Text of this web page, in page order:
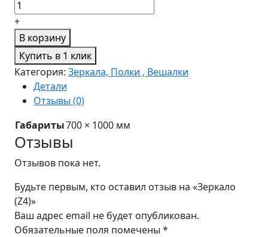
+
В корзину
Купить в 1 клик
Категория: Зеркала, Полки , Вешалки
Детали
Отзывы (0)
Габариты700 × 1000 мм
Отзывы
Отзывов пока нет.
Будьте первым, кто оставил отзыв на «Зеркало
(Z4)»
Ваш адрес email не будет опубликован.
Обязательные поля помечены *